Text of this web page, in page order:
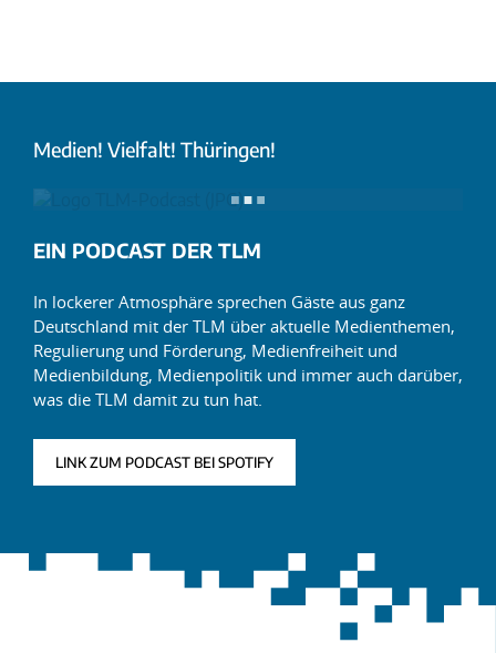
Medien! Vielfalt! Thüringen!
EIN PODCAST DER TLM
In lockerer Atmosphäre sprechen Gäste aus ganz
Deutschland mit der TLM über aktuelle Medienthemen,
Regulierung und Förderung, Medienfreiheit und
Medienbildung, Medienpolitik und immer auch darüber,
was die TLM damit zu tun hat.
LINK ZUM PODCAST BEI SPOTIFY